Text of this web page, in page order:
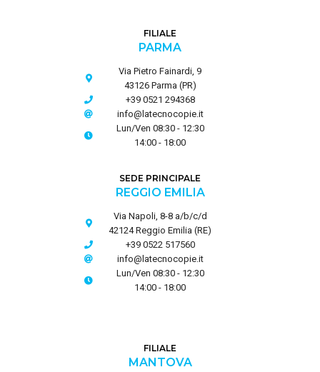
FILIALE
PARMA
Via Pietro Fainardi, 9
43126 Parma (PR)
+39 0521 294368
info@latecnocopie.it
Lun/Ven 08:30 - 12:30
14:00 - 18:00
SEDE PRINCIPALE
REGGIO EMILIA
Via Napoli, 8-8 a/b/c/d
42124 Reggio Emilia (RE)
+39 0522 517560
info@latecnocopie.it
Lun/Ven 08:30 - 12:30
14:00 - 18:00
FILIALE
MANTOVA